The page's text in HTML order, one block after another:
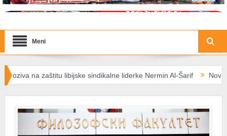
Meni
libijske sindikalne liderke Nermin Al-Šarif Nova energetska